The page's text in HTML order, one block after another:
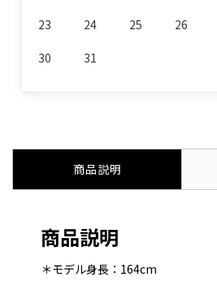
23 24 25 26
30 31
商品説明
商品説明
＊モデル身長：164cm